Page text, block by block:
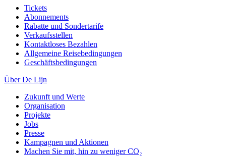
Tickets
Abonnements
Rabatte und Sondertarife
Verkaufsstellen
Kontaktloses Bezahlen
Allgemeine Reisebedingungen
Geschäftsbedingungen
Über De Lijn
Zukunft und Werte
Organisation
Projekte
Jobs
Presse
Kampagnen und Aktionen
Machen Sie mit, hin zu weniger CO₂